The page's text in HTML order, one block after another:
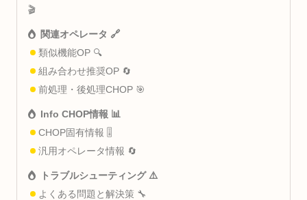
🎬
関連オペレータ 🔗
類似機能OP 🔍
組み合わせ推奨OP 🔄
前処理・後処理CHOP 🎯
Info CHOP情報 📊
CHOP固有情報 🎚️
汎用オペレータ情報 🔄
トラブルシューティング ⚠️
よくある問題と解決策 🔧